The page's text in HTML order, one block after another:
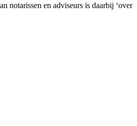
notarissen en adviseurs is daarbij ‘over